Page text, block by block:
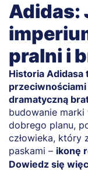
Adidas:
pralni i
Historia
dramatyczną
budowanie
dobrego planu,
człowieka, który
paskami – ikonę
Dowiedz się